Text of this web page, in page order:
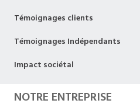
Témoignages clients
Témoignages Indépendants
Impact sociétal
NOTRE ENTREPRISE